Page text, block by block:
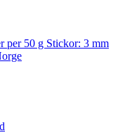
per 50 g Stickor: 3 mm